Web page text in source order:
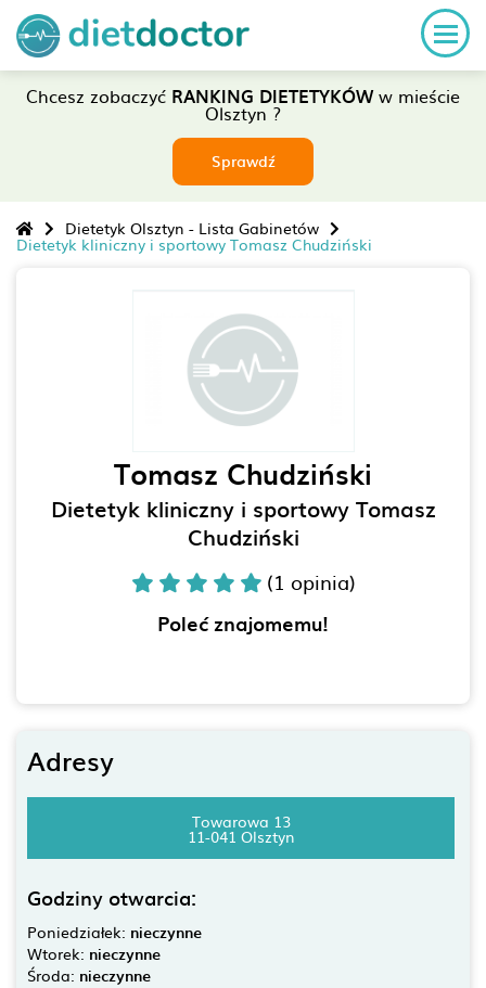
Chcesz zobaczyć RANKING DIETETYKÓWw mieście
Olsztyn ?
Sprawdź
Dietetyk Olsztyn - Lista Gabinetów
Dietetyk kliniczny i sportowy Tomasz Chudziński
Tomasz Chudziński
Dietetyk kliniczny i sportowy Tomasz
Chudziński
(1 opinia)
Poleć znajomemu!
Adresy
Towarowa 13
11-041 Olsztyn
Godziny otwarcia:
Poniedziałek: nieczynne
Wtorek: nieczynne
Środa: nieczynne